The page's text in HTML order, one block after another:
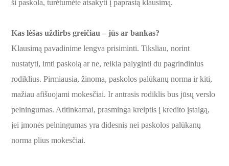
ši paskola, turėtumėte atsakyti į paprastą klausimą.
Kas lėšas uždirbs greičiau – jūs ar bankas?
Klausimą pavadinime lengva prisiminti. Tiksliau, norint
nustatyti, imti paskolą ar ne, reikia palyginti du pagrindinius
rodiklius. Pirmiausia, žinoma, paskolos palūkanų norma ir kiti,
mažiau afišuojami mokesčiai. Ir antrasis rodiklis bus jūsų verslo
pelningumas. Atitinkamai, prasminga kreiptis į kredito įstaigą,
jei įmonės pelningumas yra didesnis nei paskolos palūkanų
norma plius mokesčiai.